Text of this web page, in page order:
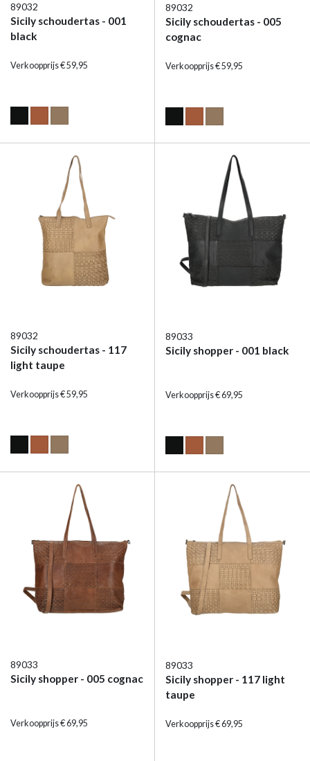
89032
Sicily schoudertas - 001
black
Verkoopprijs € 59,95
89032
Sicily schoudertas - 005
cognac
Verkoopprijs € 59,95
89032
Sicily schoudertas - 117
light taupe
Verkoopprijs € 59,95
89033
Sicily shopper - 001 black
Verkoopprijs € 69,95
89033
Sicily shopper - 005 cognac
Verkoopprijs € 69,95
89033
Sicily shopper - 117 light
taupe
Verkoopprijs € 69,95